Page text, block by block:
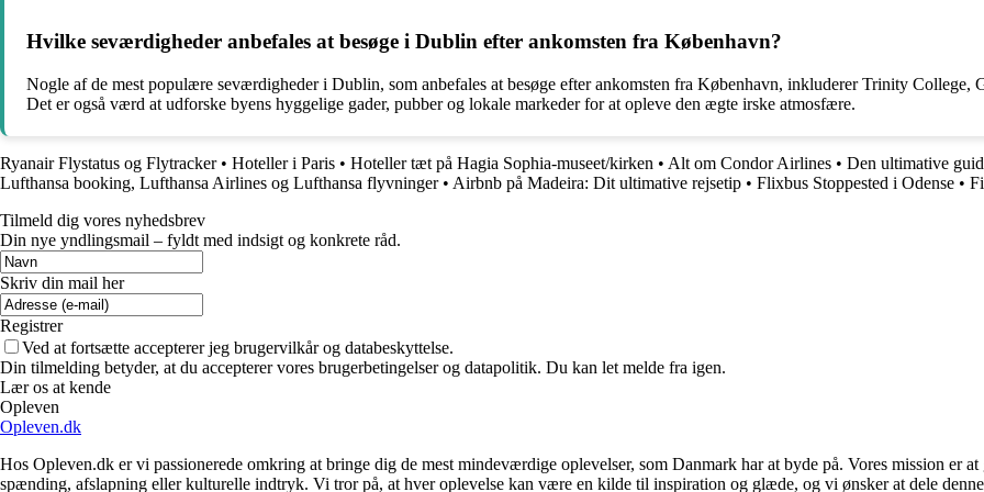
Hvilke seværdigheder anbefales at besøge i Dublin efter ankomsten fra København?
Nogle af de mest populære seværdigheder i Dublin, som anbefales at besøge efter ankomsten fra København, inkluderer Trinity College,
Det er også værd at udforske byens hyggelige gader, pubber og lokale markeder for at opleve den ægte irske atmosfære.
Ryanair Flystatus og Flytracker• Hoteller i Paris • Hoteller tæt på Hagia Sophia-museet/kirken • Alt om Condor Airlines • Den ultimative
Lufthansa booking, Lufthansa Airlines og Lufthansa flyvninger• Airbnb på Madeira: Dit ultimative rejsetip • Flixbus Stoppested i Odense •
Tilmeld dig vores nyhedsbrev
Din nye yndlingsmail – fyldt med indsigt og konkrete råd.
Skriv din mail her
Registrer
Ved at fortsætte accepterer jeg brugervilkår og databeskyttelse.
Din tilmelding betyder, at du accepterer vores brugerbetingelser og datapolitik. Du kan let melde fra igen.
Lær os at kende
Opleven
Opleven.dk
Hos Opleven.dk er vi passionerede omkring at bringe dig de mest mindeværdige oplevelser, som Danmark har at byde på. Vores mission er
spænding, afslapning eller kulturelle indtryk. Vi tror på, at hver oplevelse kan være en kilde til inspiration og glæde, og vi ønsker at dele